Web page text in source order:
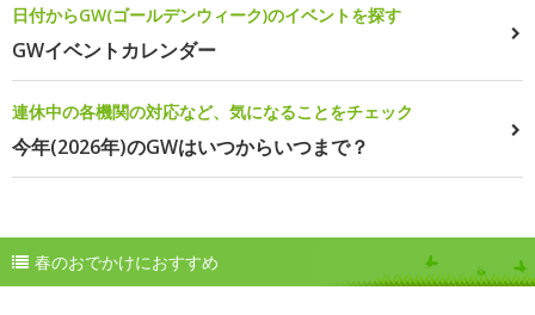
日付からGW(ゴールデンウィーク)のイベントを探す
GWイベントカレンダー
連休中の各機関の対応など、気になることをチェック
今年(2026年)のGWはいつからいつまで？
春のおでかけにおすすめ